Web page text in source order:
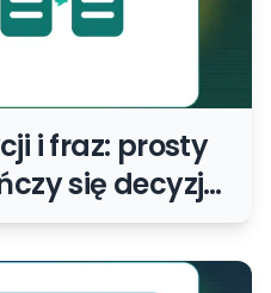
i fraz: prosty
się decyzją,